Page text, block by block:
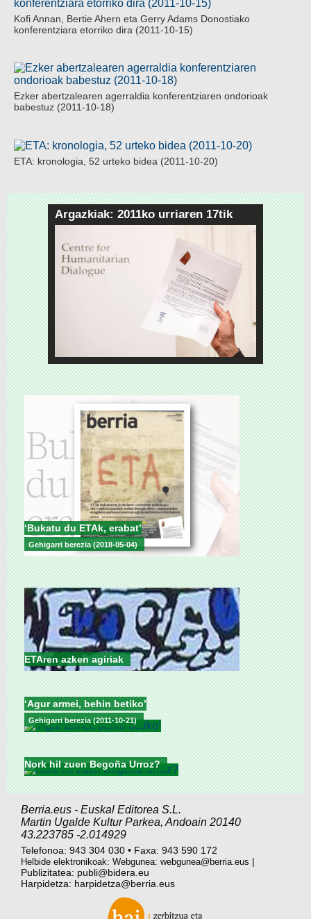
Kofi Annan, Bertie Ahern eta Gerry Adams Donostiako
konferentziara etorriko dira (2011-10-15)
Ezker abertzalearen agerraldia konferentziaren ondorioak
babestuz (2011-10-18)
ETA: kronologia, 52 urteko bidea (2011-10-20)
Argazkiak: 2011ko urriaren 17tik
‘Bukatu du ETAk, erabat’
Gehigarri berezia (2018-05-04)
ETAren azken agiriak
‘Agur armei, behin betiko’
Gehigarri berezia (2011-10-21)
Nork hil zuen Begoña Urroz?
Berria.eus - Euskal Editorea S.L.
Martin Ugalde Kultur Parkea, Andoain 20140
43.223785 -2.014929
Telefonoa: 943 304 030 • Faxa: 943 590 172
Helbide elektronikoak: Webgunea: webgunea@berria.eus |
Publizitatea: publi@bidera.eu
Harpidetza: harpidetza@berria.eus